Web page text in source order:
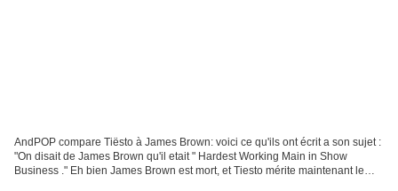
AndPOP compare Tiësto à James Brown: voici ce qu'ils ont écrit a son sujet :
"On disait de James Brown qu'il etait " Hardest Working Main in Show
Business ." Eh bien James Brown est mort, et Tiesto mérite maintenant le